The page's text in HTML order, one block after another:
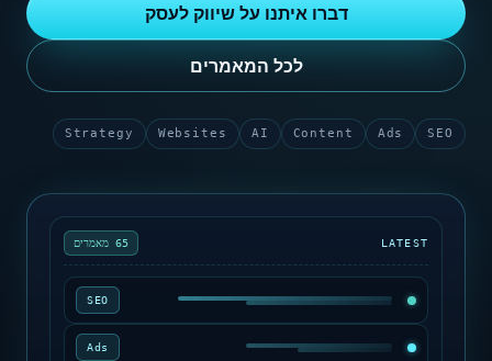
דברו איתנו על שיווק לעסק
לכל המאמרים
SEO
Ads
Content
AI
Websites
Strategy
LATEST 65 מאמרים
SEO
Ads